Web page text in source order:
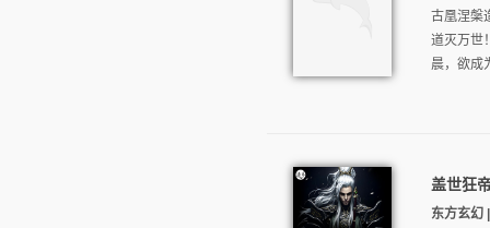
古凰涅槃
道灭万世
晨，欲成
盖世狂
东方玄幻